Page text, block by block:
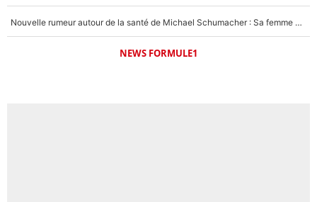
Nouvelle rumeur autour de la santé de Michael Schumacher : Sa femme Corinna sort du silence
NEWS FORMULE1